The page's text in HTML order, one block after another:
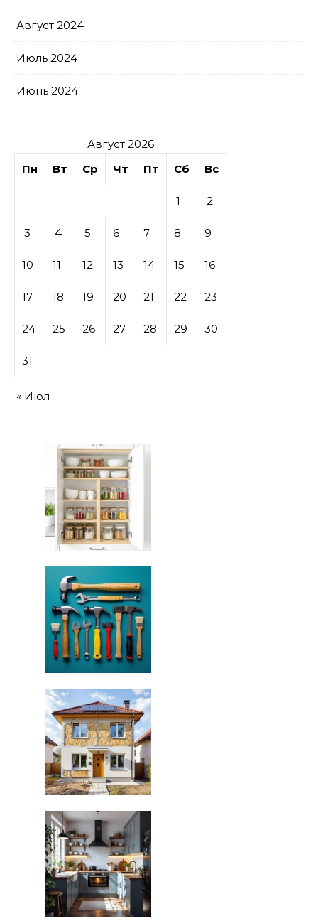
Август 2024
Июль 2024
Июнь 2024
Август 2026
Пн
Вт Ср Чт Пт Сб Вс
1 2
3 4 5 6 7 8 9
10 11 12 13 14 15 16
17 18 19 20 21 22 23
24 25 26 27 28 29 30
31
« Июл